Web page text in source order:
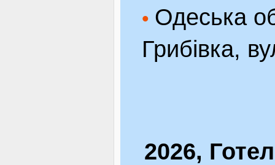
• Одеська
Грибівка,
2026,